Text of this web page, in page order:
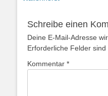
Schreibe einen
Deine E-Mail-Adresse
Erforderliche Felder sind
Kommentar *